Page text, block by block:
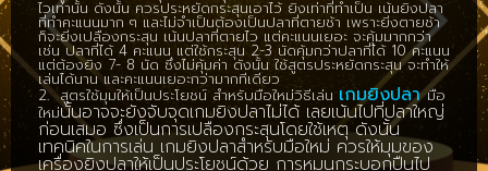
ไวเท่านั้น ดังนั้น ควรประหยัดกระสุนเอาไว้ ยิงเท่าที่ทำเป็น เน้นยิงปลา
ที่ทำคะแนนมาก ๆ และไม่จำเป็นต้องเป็นปลาที่ตายช้า เพราะยิ่งตายช้า
ก็จะยิ่งเปลืองกระสุน เน้นปลาที่ตายไว แต่คะแนนเยอะ จะคุ้มมากกว่า
เช่น ปลาที่ได้ 4 คะแนน แต่ใช้กระสุน 2-3 นัดคุ้มกว่าปลาที่ได้ 10 คะแนน
แต่ต้องยิง 7- 8 นัด ซึ่งไม่คุ้มค่า ดังนั้น ใช้สูตรประหยัดกระสุน จะทำให้
เล่นได้นาน และคะแนนเยอะกว่ามากทีเดียว
2. สูตรใช้มุมให้เป็นประโยชน์ สำหรับมือใหม่วิธีเล่น เกมยิงปลามือ
ใหม่นั้นอาจจะยังจับจุดเกมยิงปลาไม่ได้ เลยเน้นไปที่ปลาใหญ่
ก่อนเสมอ ซึ่งเป็นการเปลืองกระสุนโดยใช้เหตุ ดังนั้น
เทคนิคในการเล่น เกมยิงปลาสำหรับมือใหม่ ควรให้มุมของ
เครื่องยิงปลาให้เป็นประโยชน์ด้วย การหมุนกระบอกปืนไป